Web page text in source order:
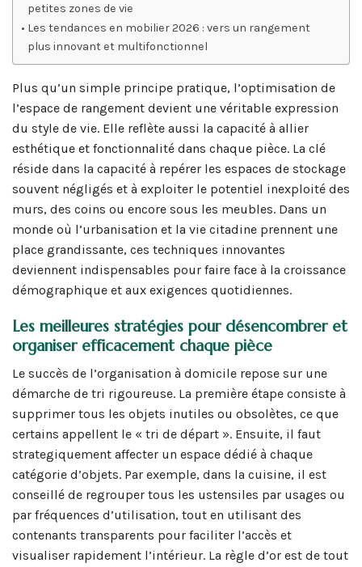
petites zones de vie
Les tendances en mobilier 2026 : vers un rangement
plus innovant et multifonctionnel
Plus qu’un simple principe pratique, l’optimisation de
l’espace de rangement devient une véritable expression
du style de vie. Elle reflète aussi la capacité à allier
esthétique et fonctionnalité dans chaque pièce. La clé
réside dans la capacité à repérer les espaces de stockage
souvent négligés et à exploiter le potentiel inexploité des
murs, des coins ou encore sous les meubles. Dans un
monde où l’urbanisation et la vie citadine prennent une
place grandissante, ces techniques innovantes
deviennent indispensables pour faire face à la croissance
démographique et aux exigences quotidiennes.
Les meilleures stratégies pour désencombrer et
organiser efficacement chaque pièce
Le succès de l’organisation à domicile repose sur une
démarche de tri rigoureuse. La première étape consiste à
supprimer tous les objets inutiles ou obsolètes, ce que
certains appellent le « tri de départ ». Ensuite, il faut
strategiquement affecter un espace dédié à chaque
catégorie d’objets. Par exemple, dans la cuisine, il est
conseillé de regrouper tous les ustensiles par usages ou
par fréquences d’utilisation, tout en utilisant des
contenants transparents pour faciliter l’accès et
visualiser rapidement l’intérieur. La règle d’or est de tout